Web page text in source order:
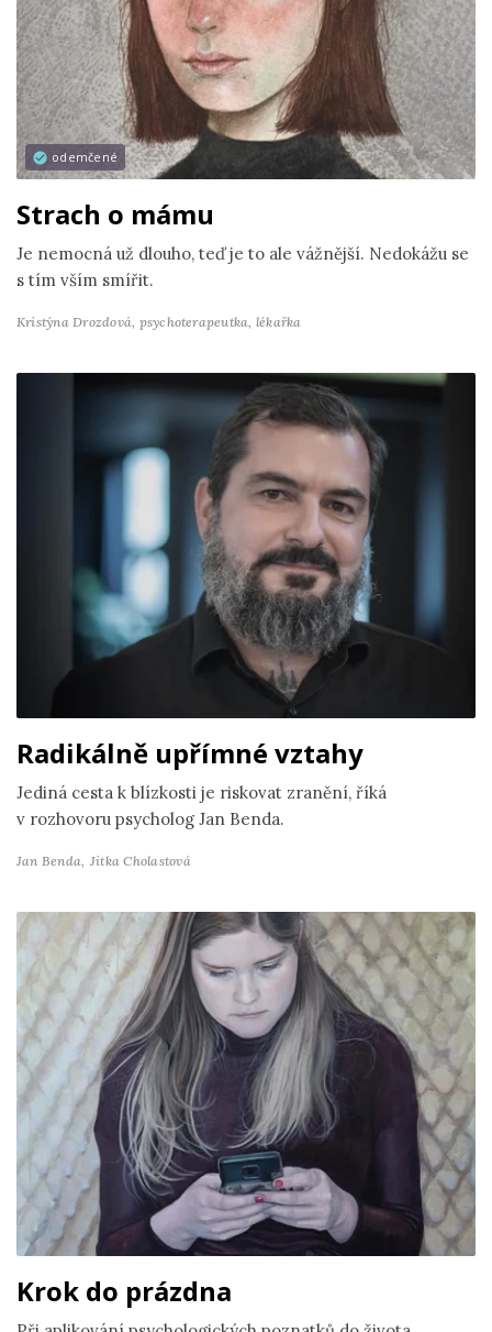
odemčené
Strach o mámu
Je nemocná už dlouho, teď je to ale vážnější. Nedokážu se
s tím vším smířit.
Kristýna Drozdová, psychoterapeutka, lékařka
Radikálně upřímné vztahy
Jediná cesta k blízkosti je riskovat zranění, říká
v rozhovoru psycholog Jan Benda.
Jan Benda, Jitka Cholastová
Krok do prázdna